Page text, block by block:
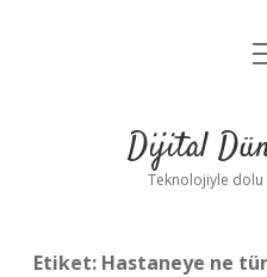
Dijital
Teknolojiyle
Etiket: Hastaneye ne